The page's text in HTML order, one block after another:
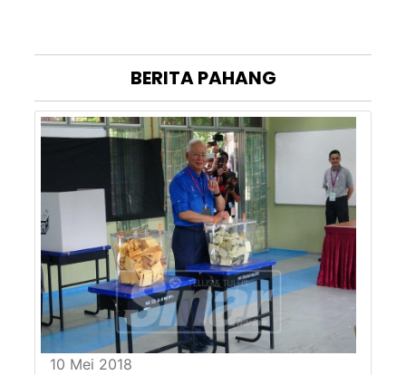
DAMAK
P81-N11
PULAU TAWAR
P82-N12
BESERAH
SEMAMBU
TERUNTUM
TANJUNG LUMPUR
P83-N16
INDERAPURA
P84-N17
SUNGAI LEMBING
P84-N18
LEPAR
P84-N19
PANCHING
P85-N20
PULAU MANIS
P85-N21
PERAMU JAYA
P85-N22
BEBAR
BERITAPAHANG
10 Mei 2018